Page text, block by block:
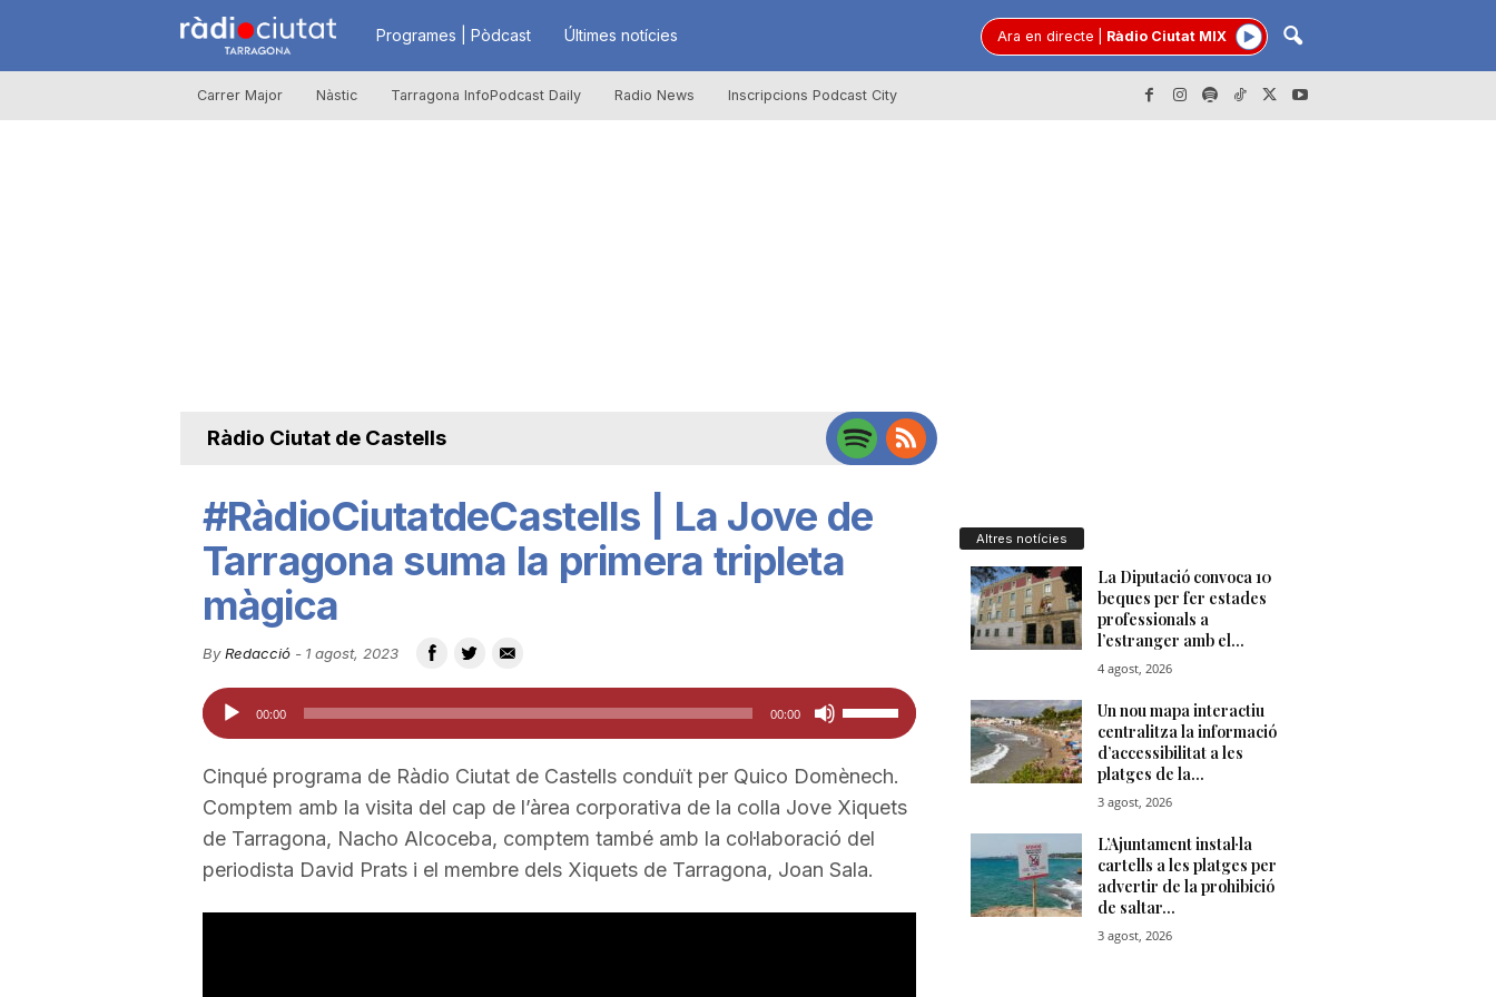
R
à
u
t
d
Programes | Pòdcast Últimes notícies Ara en directe Ràdio Ciutat MIX
Carrer Major Nàstic Tarragona InfoPodcast Daily Radio News Inscripcions Podcast City
Ràdio Ciutat de Castells
#RàdioCiutatdeCastells | La Jove de
Tarragona suma la primera tripleta
màgica
By Redacció- 1 agost, 2023
Reproductor
d'àudio
00:00 00:00
Feu
servir
les
tecles
de
fletxa
Cinqué programa de Ràdio Ciutat de Castells conduït per Quico Domènech.
Comptem amb la visita del cap de l’àrea corporativa de la colla Jove Xiquets
de Tarragona, Nacho Alcoceba, comptem també amb la col·laboració del
periodista David Prats i el membre dels Xiquets de Tarragona, Joan Sala.
Altres notícies